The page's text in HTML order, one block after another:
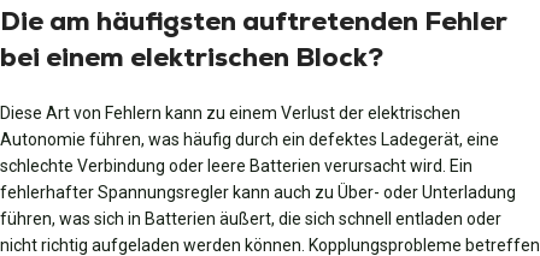
Die am häufigsten auftretenden Fehler
bei einem elektrischen Block?
Diese Art von Fehlern kann zu einem Verlust der elektrischen
Autonomie führen, was häufig durch ein defektes Ladegerät, eine
schlechte Verbindung oder leere Batterien verursacht wird. Ein
fehlerhafter Spannungsregler kann auch zu Über- oder Unterladung
führen, was sich in Batterien äußert, die sich schnell entladen oder
nicht richtig aufgeladen werden können. Kopplungsprobleme betreffen